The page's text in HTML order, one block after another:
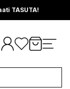
TASUTA!